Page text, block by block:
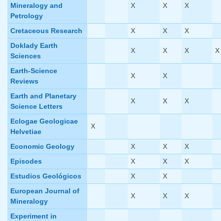
Mineralogy and
Petrology
X X X
Cretaceous Research X X
X
Doklady Earth
Sciences
X X X X
Earth-Science
Reviews
X X
Earth and Planetary
Science Letters
X X X
Eclogae Geologicae
Helvetiae
X
Economic Geology X X
X
Episodes
X X
X
Estudios Geológicos
X
X
European Journal of
Mineralogy
X X X
Experiment in